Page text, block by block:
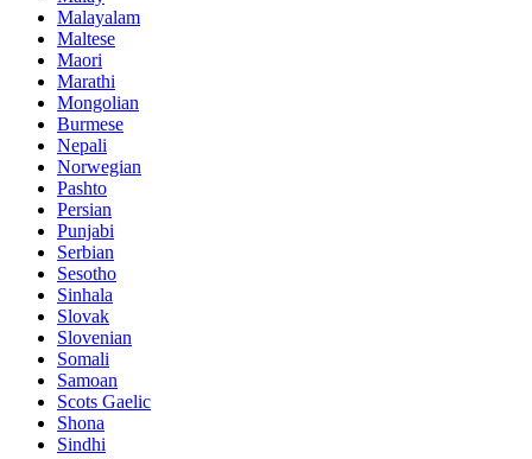
Malayalam
Maltese
Maori
Marathi
Mongolian
Burmese
Nepali
Norwegian
Pashto
Persian
Punjabi
Serbian
Sesotho
Sinhala
Slovak
Slovenian
Somali
Samoan
Scots Gaelic
Shona
Sindhi